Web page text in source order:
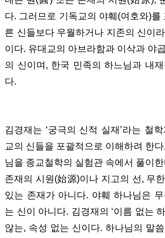
다. 그러므로 기독교의 야훼(여호와)를
른 신들보다 우월하거나 지존의 신이
이다. 유대교의 아브라함과 이삭과 야
의 신이며, 한국 민족의 하느님과 내
다.
김경재는 ‘궁극의 신적 실재’라는 철
교의 신들을 포괄적으로 이해하려 한
님을 종교철학의 실험관 속에서 풀이
존재의 시원(始源)이나 지고의 선, 무
있는 존재가 아니다. 야훼 하나님은
는 신이 아니다. 김경재의 ‘이름 없는
않는, 속성 없는 신이다. 하나님의 말